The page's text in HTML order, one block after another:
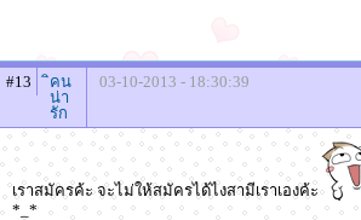
#13
ิคน
น่า
รัก
03-10-2013 - 18:30:39
เราสมัครค้ะ จะไม่ให้สมัครได้ไงสามีเราเองค้ะ
*_*